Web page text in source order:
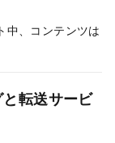
中、コンテンツは
転送サービ